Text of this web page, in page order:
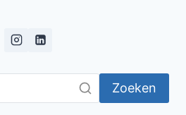
Zoeken